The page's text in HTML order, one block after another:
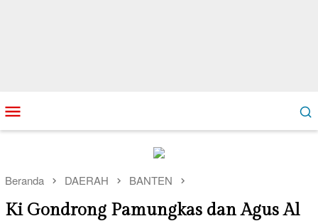
ke
kontenMobile
Beranda DAERAH BANTEN
Ki Gondrong Pamungkas dan Agus Al